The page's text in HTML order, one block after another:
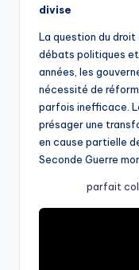
divise
La question du
débats politiques et
années, les
nécessité de
parfois inefficace.
présager une
en cause partielle
Seconde Guerre
parfait